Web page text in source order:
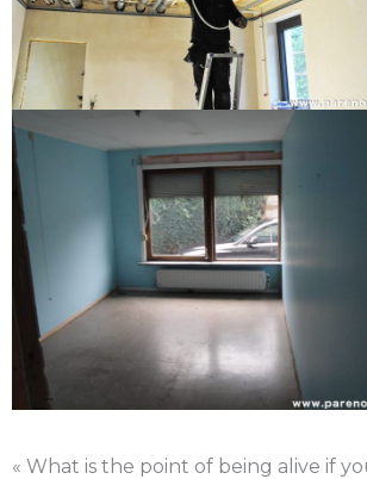
« What is the point of being alive if